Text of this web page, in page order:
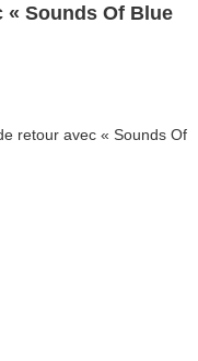
« Sounds Of Blue